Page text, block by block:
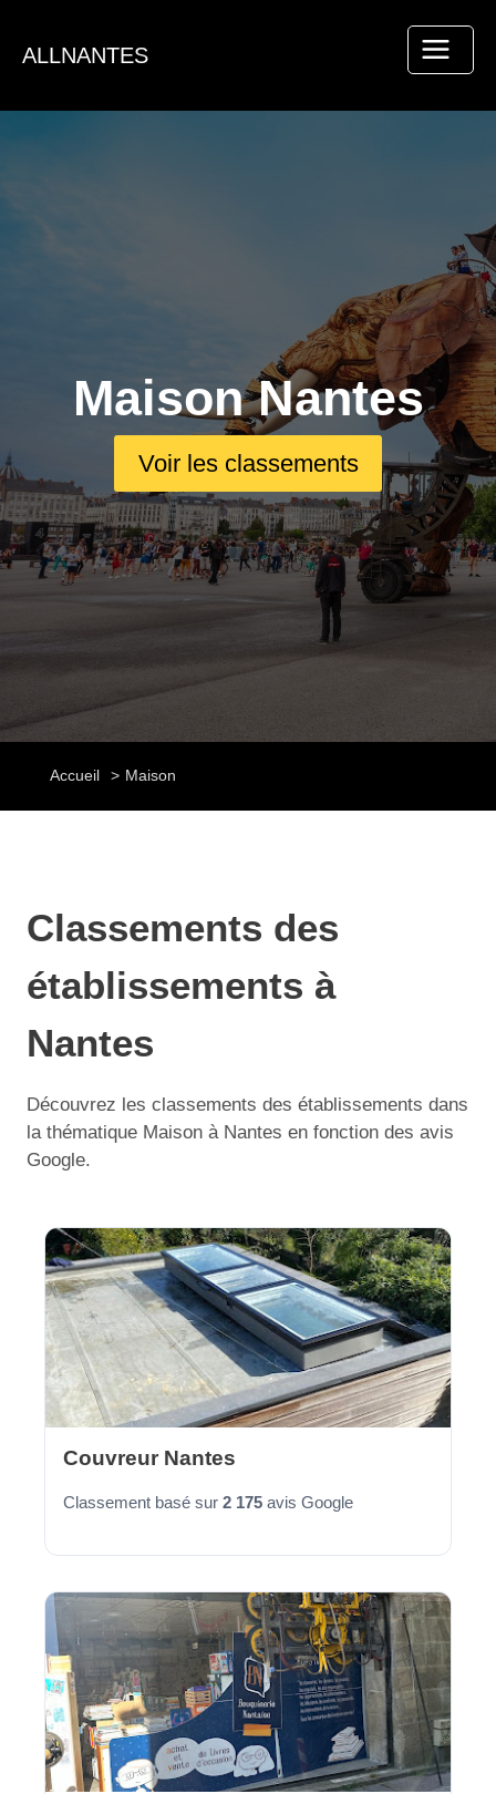
contenu
ALLNANTES
Maison Nantes
Voir les classements
Accueil Maison
Classements des
établissements à
Nantes
Découvrez les classements des établissements dans
la thématique Maison à Nantes en fonction des avis
Google.
Couvreur Nantes
Classement basé sur 2 175 avis Google